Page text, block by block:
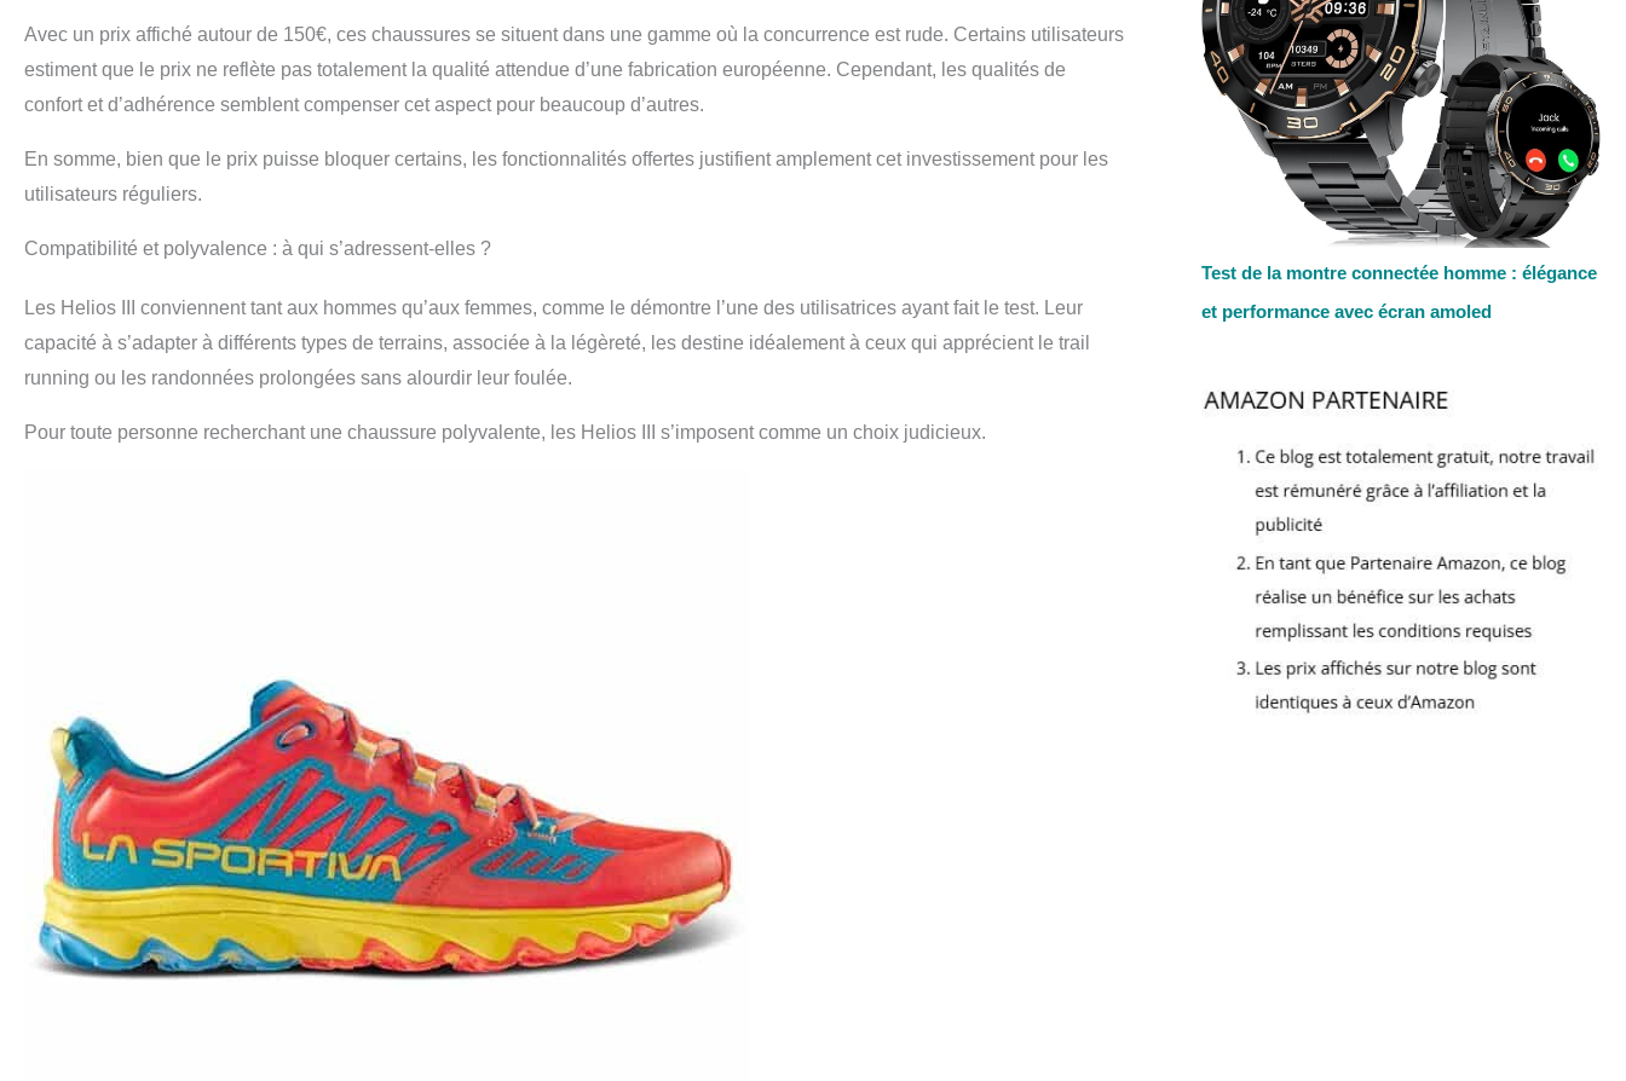
Avec un prix affiché autour de 150€, ces chaussures se situent dans une gamme où la concurrence est rude. Certains utilisateurs
estiment que le prix ne reflète pas totalement la qualité attendue d’une fabrication européenne. Cependant, les qualités de
confort et d’adhérence semblent compenser cet aspect pour beaucoup d’autres.
En somme, bien que le prix puisse bloquer certains, les fonctionnalités offertes justifient amplement cet investissement pour les
utilisateurs réguliers.
Compatibilité et polyvalence : à qui s’adressent-elles ?
Les Helios III conviennent tant aux hommes qu’aux femmes, comme le démontre l’une des utilisatrices ayant fait le test. Leur
capacité à s’adapter à différents types de terrains, associée à la légèreté, les destine idéalement à ceux qui apprécient le trail
running ou les randonnées prolongées sans alourdir leur foulée.
Pour toute personne recherchant une chaussure polyvalente, les Helios III s’imposent comme un choix judicieux.
Test de la montre connectée homme : élégance
et performance avec écran amoled